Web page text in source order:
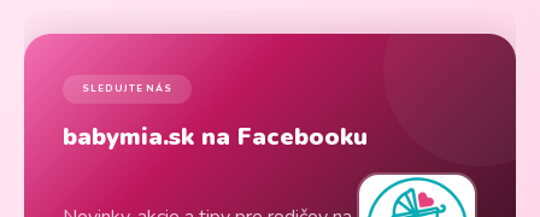
SLEDUJTE NÁS
babymia.sk na Facebooku